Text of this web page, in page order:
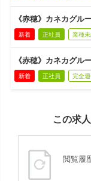
《赤穂》カネカグ
新着 正社員 業種
《赤穂》カネカグル
新着 正社員 完全
この求
閲覧履